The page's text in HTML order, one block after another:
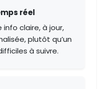
réel
info claire, à jour,
plutôt qu’un
à suivre.